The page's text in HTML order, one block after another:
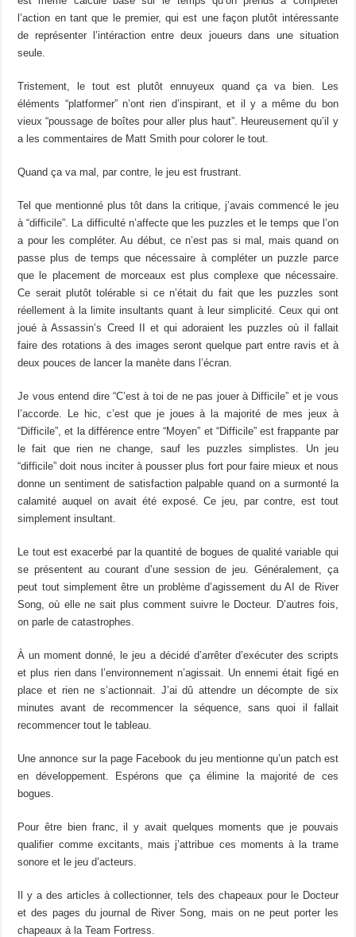
l’action en tant que le premier, qui est une façon plutôt intéressante
de représenter l’intéraction entre deux joueurs dans une situation
seule.
Tristement, le tout est plutôt ennuyeux quand ça va bien. Les
éléments “platformer” n’ont rien d’inspirant, et il y a même du bon
vieux “poussage de boîtes pour aller plus haut”. Heureusement qu’il y
a les commentaires de Matt Smith pour colorer le tout.
Quand ça va mal, par contre, le jeu est frustrant.
Tel que mentionné plus tôt dans la critique, j’avais commencé le jeu
à “difficile”. La difficulté n’affecte que les puzzles et le temps que l’on
a pour les compléter. Au début, ce n’est pas si mal, mais quand on
passe plus de temps que nécessaire à compléter un puzzle parce
que le placement de morceaux est plus complexe que nécessaire.
Ce serait plutôt tolérable si ce n’était du fait que les puzzles sont
réellement à la limite insultants quant à leur simplicité. Ceux qui ont
joué à Assassin’s Creed II et qui adoraient les puzzles où il fallait
faire des rotations à des images seront quelque part entre ravis et à
deux pouces de lancer la manète dans l’écran.
Je vous entend dire “C’est à toi de ne pas jouer à Difficile” et je vous
l’accorde. Le hic, c’est que je joues à la majorité de mes jeux à
“Difficile”, et la différence entre “Moyen” et “Difficile” est frappante par
le fait que rien ne change, sauf les puzzles simplistes. Un jeu
“difficile” doit nous inciter à pousser plus fort pour faire mieux et nous
donne un sentiment de satisfaction palpable quand on a surmonté la
calamité auquel on avait été exposé. Ce jeu, par contre, est tout
simplement insultant.
Le tout est exacerbé par la quantité de bogues de qualité variable qui
se présentent au courant d’une session de jeu. Généralement, ça
peut tout simplement être un problème d’agissement du AI de River
Song, où elle ne sait plus comment suivre le Docteur. D’autres fois,
on parle de catastrophes.
À un moment donné, le jeu a décidé d’arrêter d’exécuter des scripts
et plus rien dans l’environnement n’agissait. Un ennemi était figé en
place et rien ne s’actionnait. J’ai dû attendre un décompte de six
minutes avant de recommencer la séquence, sans quoi il fallait
recommencer tout le tableau.
Une annonce sur la page Facebook du jeu mentionne qu’un patch est
en développement. Espérons que ça élimine la majorité de ces
bogues.
Pour être bien franc, il y avait quelques moments que je pouvais
qualifier comme excitants, mais j’attribue ces moments à la trame
sonore et le jeu d’acteurs.
Il y a des articles à collectionner, tels des chapeaux pour le Docteur
et des pages du journal de River Song, mais on ne peut porter les
chapeaux à la Team Fortress.